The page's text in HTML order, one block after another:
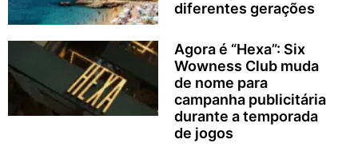
diferentes gerações
Agora é “Hexa”: Six
Wowness Club muda
de nome para
campanha publicitária
durante a temporada
de jogos